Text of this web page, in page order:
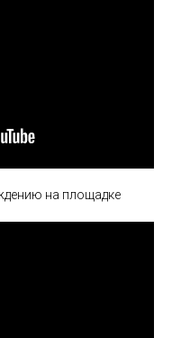
на площадке